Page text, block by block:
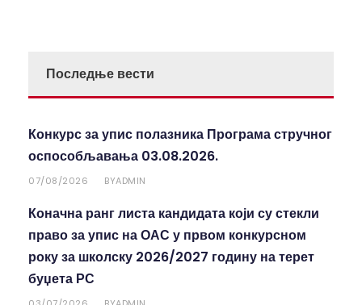
Последње вести
Конкурс за упис полазника Програма стручног
оспособљавања 03.08.2026.
07/08/2026 BYADMIN
Коначна ранг листа кандидата који су стекли
право за упис на ОАС у првом конкурсном
року за школску 2026/2027 годину на терет
буџета РС